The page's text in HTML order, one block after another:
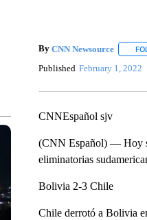
By CNN Newsource
Published February 1, 2022
CNNEspañol sjv
(CNN Español) — Hoy
eliminatorias
Bolivia 2-3 Chile
Chile derrotó a Bolivia